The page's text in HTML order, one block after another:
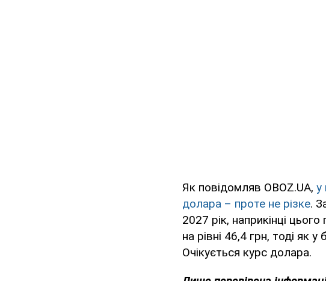
Як повідомляв OBOZ.UA, у
долара – проте не різке.
2027 рік, наприкінці
на рівні 46,4 грн, тоді як
Очікується курс долара.